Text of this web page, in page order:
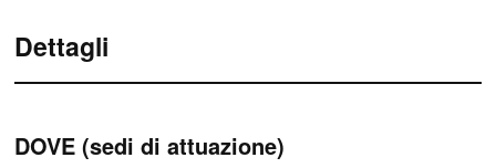
Dettagli
DOVE (sedi di attuazione)